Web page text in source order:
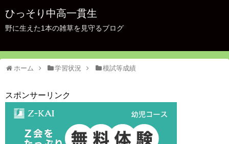
ひっそり中高一貫生
野に生えた1本の雑草を見守るブログ
ホーム 学習状況 模試等成績
スポンサーリンク